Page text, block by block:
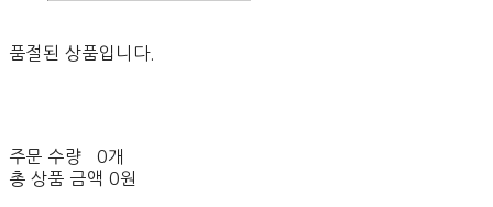
품절된 상품입니다.
주문 수량
0개
총 상품 금액 0원